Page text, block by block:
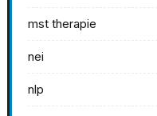
mst therapie
nei
nlp